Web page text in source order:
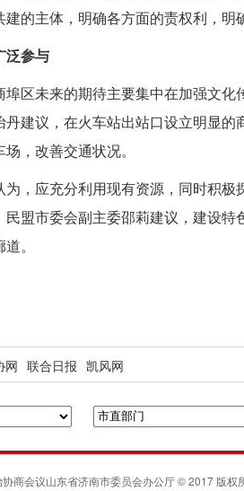
的主体，明确各方面的责权利，明
泛参与
埠区未来的期待主要集中在加强文化
丹建议，在火车站出站口设立明显
，改善交通状况。
为，应充分利用现有资源，同时积
民盟市委会副主委邵莉建议，建设
。
网 联合日报 凯风网
商会议山东省济南市委员会办公厅 © 2017 版权